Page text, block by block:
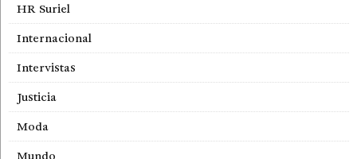
HR Suriel
Internacional
Intervistas
Justicia
Moda
Mundo